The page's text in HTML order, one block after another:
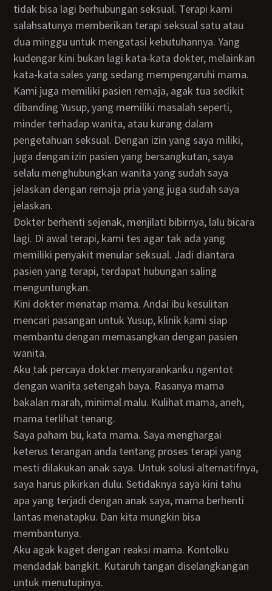
tidak bisa lagi berhubungan seksual. Terapi kami
salahsatunya memberikan terapi seksual satu atau
dua minggu untuk mengatasi kebutuhannya. Yang
kudengar kini bukan lagi kata-kata dokter, melainkan
kata-kata sales yang sedang mempengaruhi mama.
Kami juga memiliki pasien remaja, agak tua sedikit
dibanding Yusup, yang memiliki masalah seperti,
minder terhadap wanita, atau kurang dalam
pengetahuan seksual. Dengan izin yang saya miliki,
juga dengan izin pasien yang bersangkutan, saya
selalu menghubungkan wanita yang sudah saya
jelaskan dengan remaja pria yang juga sudah saya
jelaskan.
Dokter berhenti sejenak, menjilati bibirnya, lalu bicara
lagi. Di awal terapi, kami tes agar tak ada yang
memiliki penyakit menular seksual. Jadi diantara
pasien yang terapi, terdapat hubungan saling
menguntungkan.
Kini dokter menatap mama. Andai ibu kesulitan
mencari pasangan untuk Yusup, klinik kami siap
membantu dengan memasangkan dengan pasien
wanita.
Aku tak percaya dokter menyarankanku ngentot
dengan wanita setengah baya. Rasanya mama
bakalan marah, minimal malu. Kulihat mama, aneh,
mama terlihat tenang.
Saya paham bu, kata mama. Saya menghargai
keterus terangan anda tentang proses terapi yang
mesti dilakukan anak saya. Untuk solusi alternatifnya,
saya harus pikirkan dulu. Setidaknya saya kini tahu
apa yang terjadi dengan anak saya, mama berhenti
lantas menatapku. Dan kita mungkin bisa
membantunya.
Aku agak kaget dengan reaksi mama. Kontolku
mendadak bangkit. Kutaruh tangan diselangkangan
untuk menutupinya.